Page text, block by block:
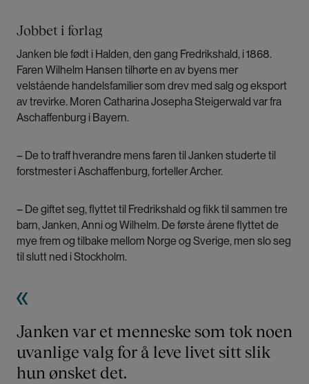
Jobbet i forlag
Janken ble født i Halden, den gang Fredrikshald, i 1868.
Faren Wilhelm Hansen tilhørte en av byens mer
velstående handelsfamilier som drev med salg og eksport
av trevirke. Moren Catharina Josepha Steigerwald var fra
Aschaffenburg i Bayern.
– De to traff hverandre mens faren til Janken studerte til
forstmester i Aschaffenburg, forteller Archer.
– De giftet seg, flyttet til Fredrikshald og fikk til sammen tre
barn, Janken, Anni og Wilhelm. De første årene flyttet de
mye frem og tilbake mellom Norge og Sverige, men slo seg
til slutt ned i Stockholm.
Janken var et menneske som tok noen
uvanlige valg for å leve livet sitt slik
hun ønsket det.